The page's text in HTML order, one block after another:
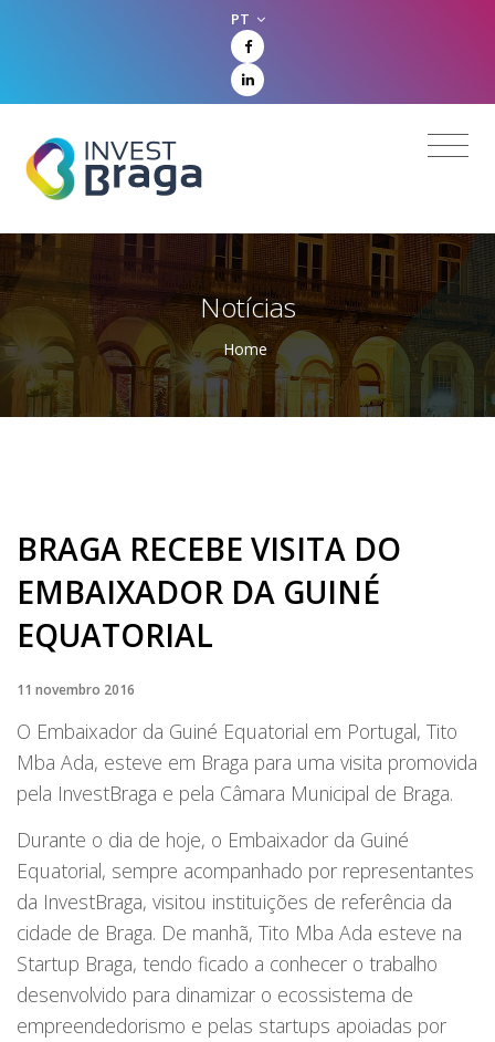
PT
Notícias
Home
BRAGA RECEBE VISITA DO
EMBAIXADOR DA GUINÉ
EQUATORIAL
11 novembro 2016
O Embaixador da Guiné Equatorial em Portugal, Tito
Mba Ada, esteve em Braga para uma visita promovida
pela InvestBraga e pela Câmara Municipal de Braga.
Durante o dia de hoje, o Embaixador da Guiné
Equatorial, sempre acompanhado por representantes
da InvestBraga, visitou instituições de referência da
cidade de Braga. De manhã, Tito Mba Ada esteve na
Startup Braga, tendo ficado a conhecer o trabalho
desenvolvido para dinamizar o ecossistema de
empreendedorismo e pelas startups apoiadas por